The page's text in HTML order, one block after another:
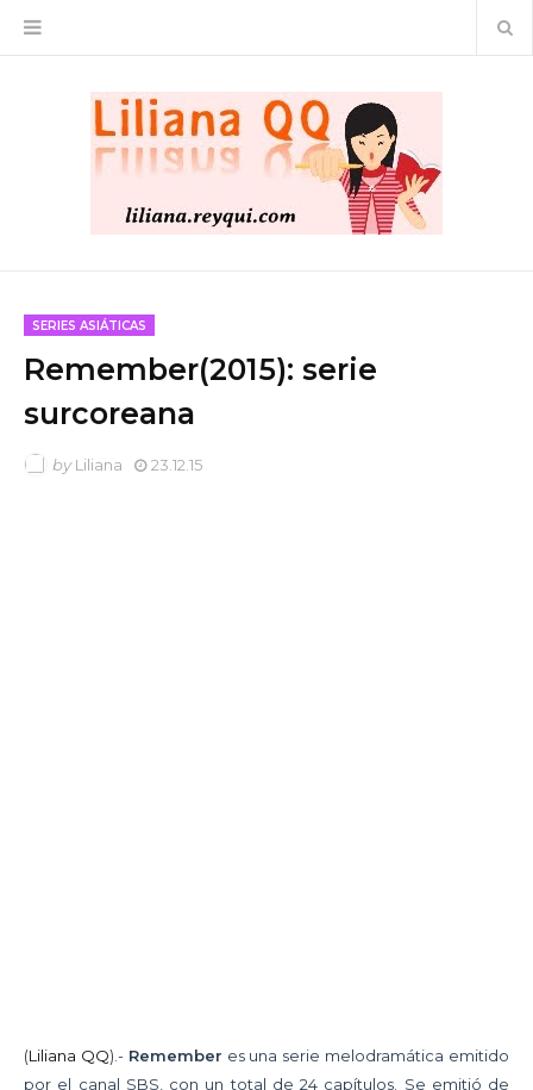
SERIES ASIÁTICAS
Remember(2015): serie
surcoreana
by Liliana 23.12.15
(Liliana QQ).- Remember es una serie melodramática emitido
por el canal SBS, con un total de 24 capítulos. Se emitió de